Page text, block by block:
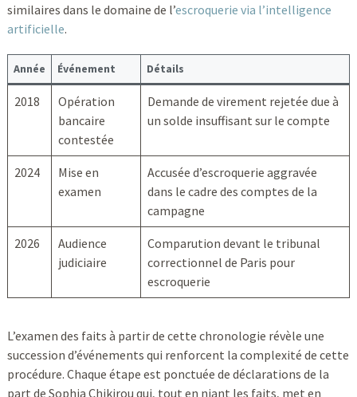
similaires dans le domaine de l’escroquerie via l’intelligence
artificielle.
Année Événement Détails
2018
Opération
bancaire
contestée
Demande de virement rejetée due à
un solde insuffisant sur le compte
2024
Mise en
examen
Accusée d’escroquerie aggravée
dans le cadre des comptes de la
campagne
2026
Audience
judiciaire
Comparution devant le tribunal
correctionnel de Paris pour
escroquerie
L’examen des faits à partir de cette chronologie révèle une
succession d’événements qui renforcent la complexité de cette
procédure. Chaque étape est ponctuée de déclarations de la
part de Sophia Chikirou qui, tout en niant les faits, met en